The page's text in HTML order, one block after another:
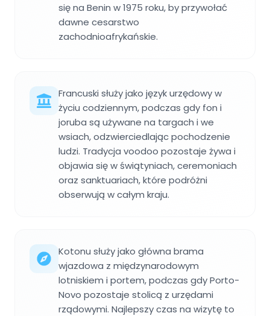
się na Benin w 1975 roku, by przywołać
dawne cesarstwo
zachodnioafrykańskie.
Francuski służy jako język urzędowy w
życiu codziennym, podczas gdy fon i
joruba są używane na targach i we
wsiach, odzwierciedlając pochodzenie
ludzi. Tradycja voodoo pozostaje żywa i
objawia się w świątyniach, ceremoniach
oraz sanktuariach, które podróżni
obserwują w całym kraju.
Kotonu służy jako główna brama
wjazdowa z międzynarodowym
lotniskiem i portem, podczas gdy Porto-
Novo pozostaje stolicą z urzędami
rządowymi. Najlepszy czas na wizytę to